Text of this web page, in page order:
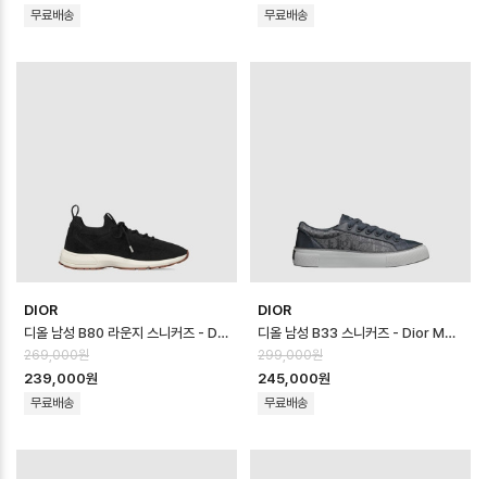
무료배송 무료배송
DIOR
디올 남성 B80 라운지 스니커즈 - Dior Mens B80 Lounge Sneaker …
269,000원
239,000원
무료배송
DIOR
디올 남성 B33 스니커즈 - Dior Mens B33 Sneaker - dis14616x
299,000원
245,000원
무료배송